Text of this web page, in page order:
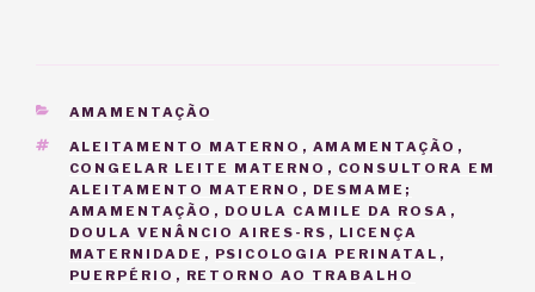
CATEGORIAS
AMAMENTAÇÃO
TAGS
ALEITAMENTO MATERNO , AMAMENTAÇÃO ,
CONGELAR LEITE MATERNO , CONSULTORA EM
ALEITAMENTO MATERNO , DESMAME;
AMAMENTAÇÃO , DOULA CAMILE DA ROSA ,
DOULA VENÂNCIO AIRES-RS , LICENÇA
MATERNIDADE , PSICOLOGIA PERINATAL ,
PUERPÉRIO , RETORNO AO TRABALHO